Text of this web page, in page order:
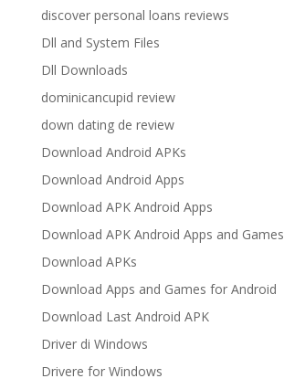
discover personal loans reviews
Dll and System Files
Dll Downloads
dominicancupid review
down dating de review
Download Android APKs
Download Android Apps
Download APK Android Apps
Download APK Android Apps and Games
Download APKs
Download Apps and Games for Android
Download Last Android APK
Driver di Windows
Drivere for Windows